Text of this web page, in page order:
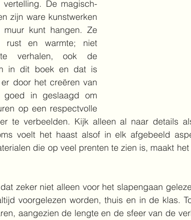
De magisch-
zijn ware kunstwerken
kunt hangen. Ze
rust en warmte; niet
verhalen, ook de
in dit boek en dat is
door het creëren van
goed in geslaagd om
op een respectvolle
te verbeelden. Kijk alleen al naar details
voelt het haast alsof in elk afgebeeld
die op veel prenten te zien is, maakt
zeker niet alleen voor het slapengaan
voorgelezen worden, thuis en in de klas.
aangezien de lengte en de sfeer van de